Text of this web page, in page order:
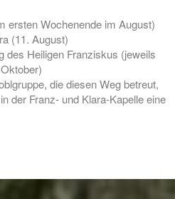
ersten Wochenende im August)
(11. August)
des Heiligen Franziskus (jeweils
die diesen Weg betreut,
der Franz- und Klara-Kapelle eine